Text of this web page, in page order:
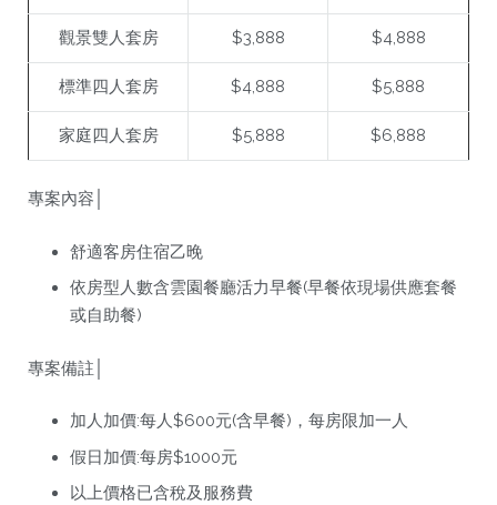
觀景雙人套房 $3,888 $4,888
標準四人套房 $4,888 $5,888
家庭四人套房 $5,888 $6,888
專案內容│
舒適客房住宿乙晚
依房型人數含雲園餐廳活力早餐(早餐依現場供應套餐
或自助餐)
專案備註│
加人加價:每人$600元(含早餐)，每房限加一人
假日加價:每房$1000元
以上價格已含稅及服務費